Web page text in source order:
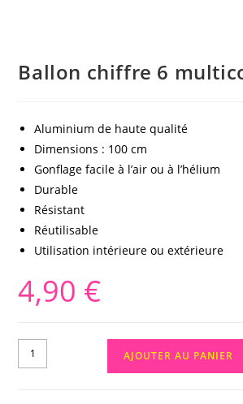
Ballon chiffre 6
Aluminium de haute qualité
Dimensions : 100 cm
Gonflage facile à l’air ou à l’hélium
Durable
Résistant
Réutilisable
Utilisation intérieure ou extérieure
4,90 €
AJOUTER AU PANIER